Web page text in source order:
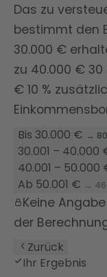
Das zu
bestimmt den
30.000 €
zu 40.000 € 30
€ 10 %
Bis 30.000 € →
30.001 – 40.000
40.001 – 50.000
Ab 50.001 € → 46
Keine
der
Zurück
Ihr Ergebnis